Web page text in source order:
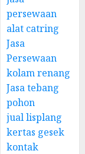
persewaan
alat catring
Jasa
Persewaan
kolam renang
Jasa tebang
pohon
jual lisplang
kertas gesek
kontak